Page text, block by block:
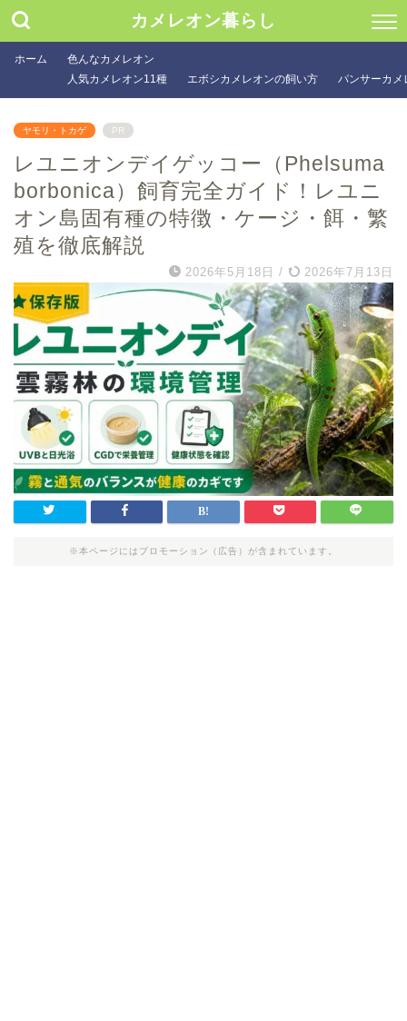
カメレオン暮らし
ホーム
色んなカメレオン
人気カメレオン11種
エボシカメレオンの飼い方 パンサーカメ
ヤモリ・トカゲ PR
レユニオンデイゲッコー（Phelsuma
borbonica）飼育完全ガイド！レユニ
オン島固有種の特徴・ケージ・餌・繁
殖を徹底解説
2026年5月18日 / 2026年7月13日
※本ページにはプロモーション（広告）が含まれています。